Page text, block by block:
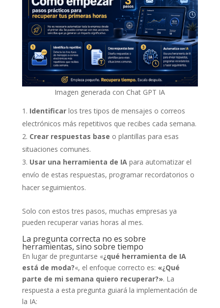
Imagen generada con Chat GPT IA
Identificarlos tres tipos de mensajes o correos
electrónicos más repetitivos que recibes cada semana.
Crear respuestas base o plantillas para esas
situaciones comunes.
Usar una herramienta de IApara automatizar el
envío de estas respuestas, programar recordatorios o
hacer seguimientos.
Solo con estos tres pasos, muchas empresas ya
pueden recuperar varias horas al mes.
La pregunta correcta no es sobre
herramientas, sino sobre tiempo
En lugar de preguntarse «¿qué herramienta de IA
está de moda?«, el enfoque correcto es: «¿Qué
parte de mi semana quiero recuperar?». La
respuesta a esta pregunta guiará la implementación de
la IA: